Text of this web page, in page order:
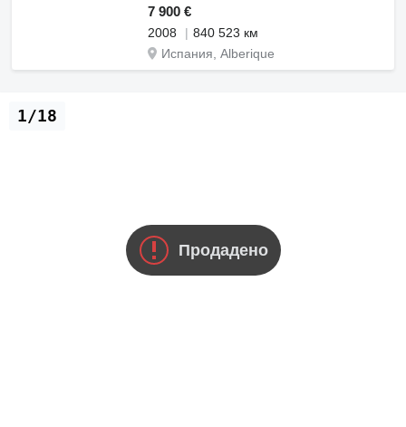
7 900 €
2008
840 523 км
Испания, Alberique
Продадено
1/18